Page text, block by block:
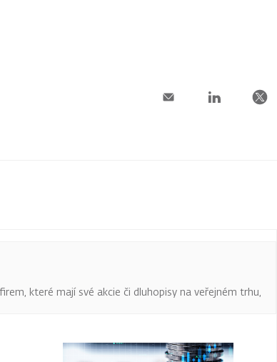
které mají své akcie či dluhopisy na veřejném trhu,